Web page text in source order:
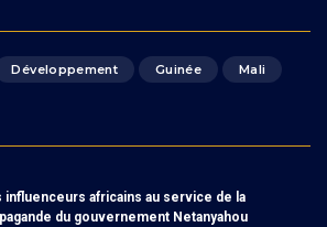
Développement Guinée Mali
influenceurs africains au service de la
du gouvernement Netanyahou